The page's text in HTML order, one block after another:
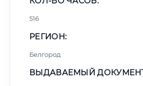
516
РЕГИОН:
Белгород
ВЫДАВАЕМЫЙ